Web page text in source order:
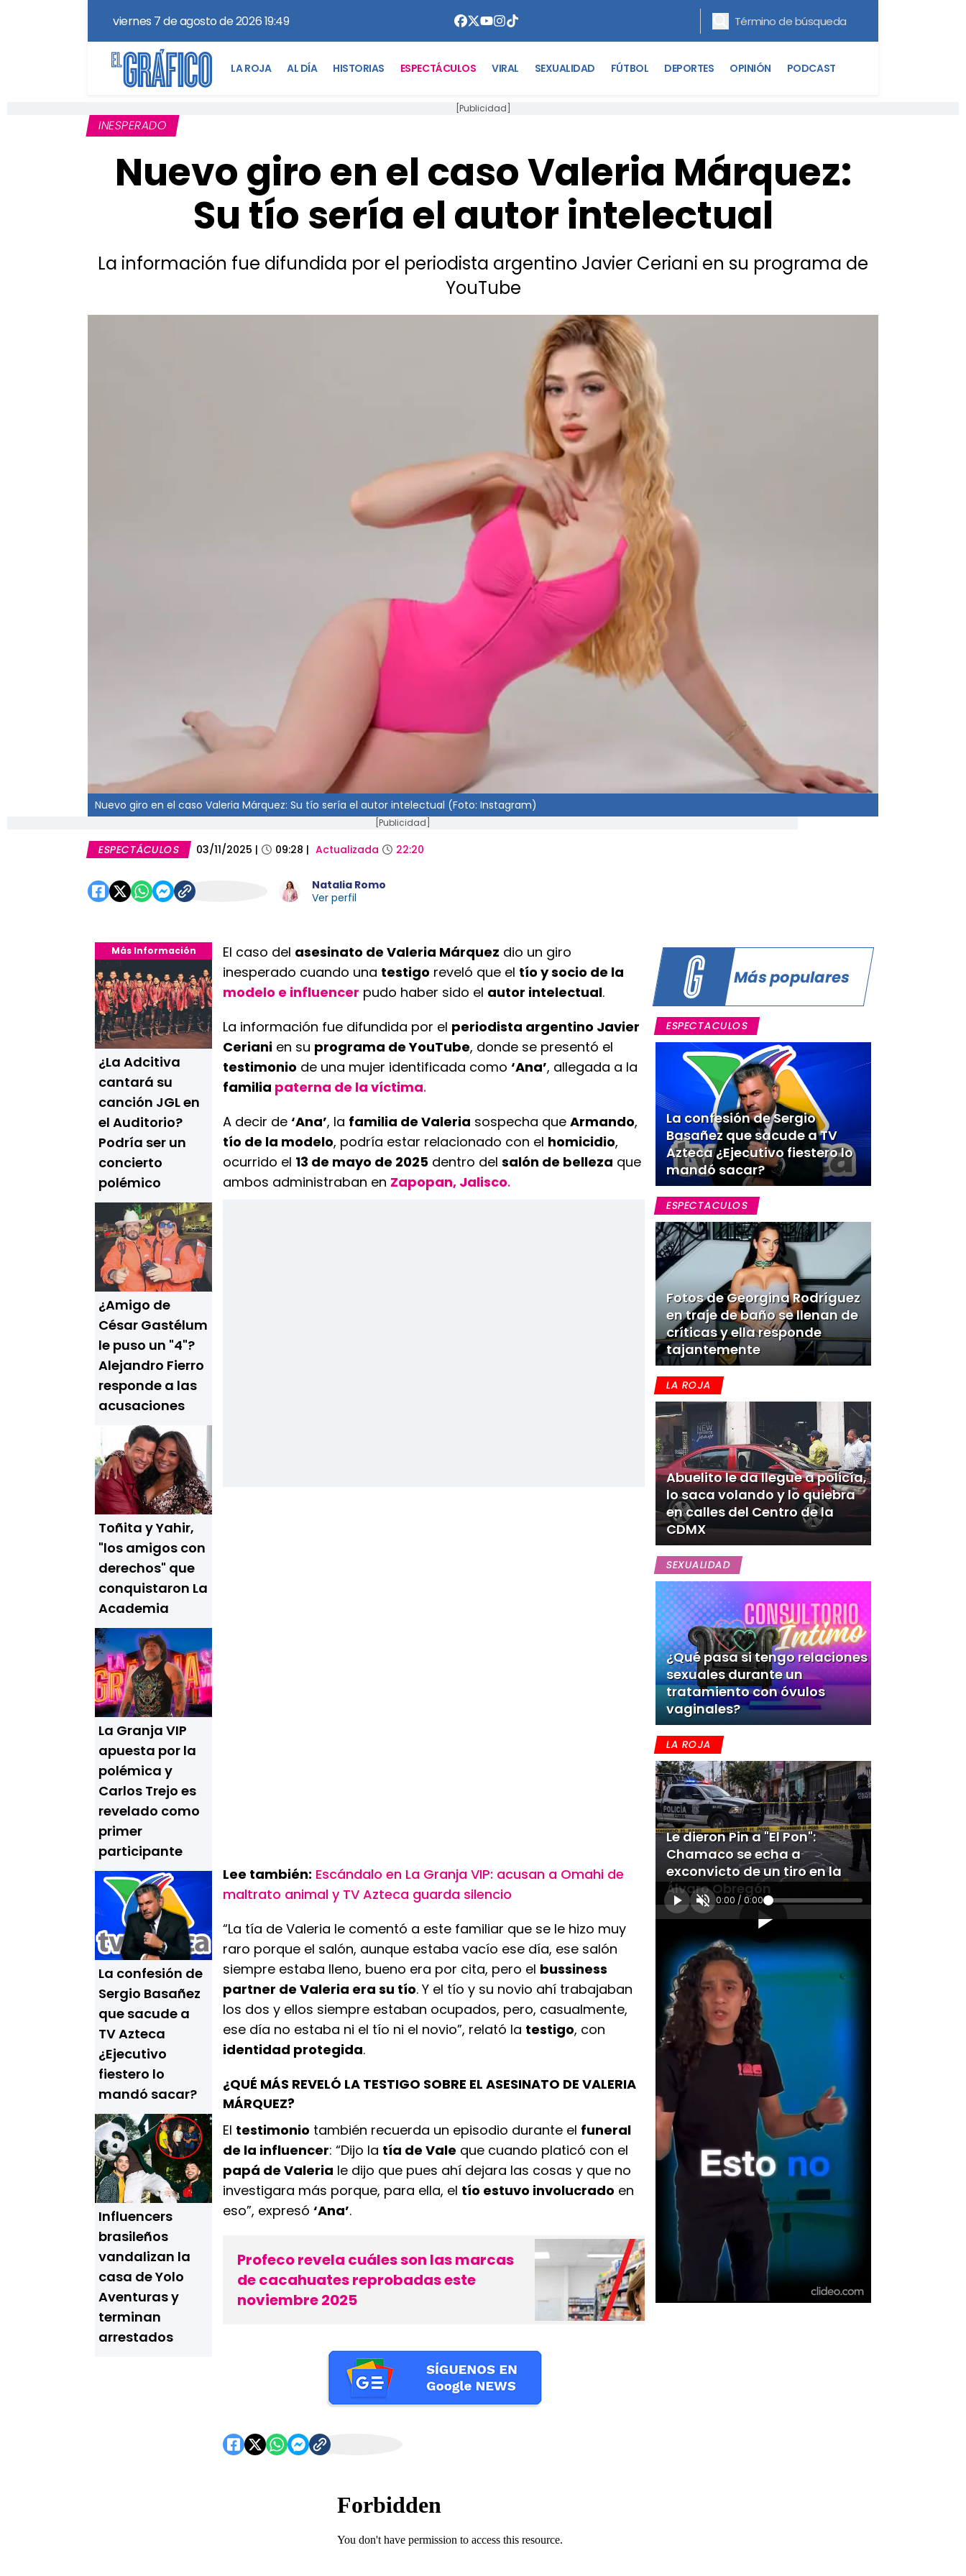
viernes 7 de agosto de 2026 19:49
LA ROJA AL DÍA HISTORIAS ESPECTÁCULOS VIRAL SEXUALIDAD FÚTBOL DEPORTES OPINIÓN PODCAST
[Publicidad]
INESPERADO
Nuevo giro en el caso Valeria Márquez:
Su tío sería el autor intelectual
La información fue difundida por el periodista argentino Javier Ceriani en su programa de
YouTube
Nuevo giro en el caso Valeria Márquez: Su tío sería el autor intelectual (Foto: Instagram)
[Publicidad]
ESPECTÁCULOS 03/11/2025 | 09:28 | Actualizada 22:20
Natalia Romo
Ver perfil
Más Información
¿La Adcitiva
cantará su
canción JGL en
el Auditorio?
Podría ser un
concierto
polémico
¿Amigo de
César Gastélum
le puso un "4"?
Alejandro Fierro
responde a las
acusaciones
Toñita y Yahir,
"los amigos con
derechos" que
conquistaron La
Academia
La Granja VIP
apuesta por la
polémica y
Carlos Trejo es
revelado como
primer
participante
La confesión de
Sergio Basañez
que sacude a
TV Azteca
¿Ejecutivo
fiestero lo
mandó sacar?
Influencers
brasileños
vandalizan la
casa de Yolo
Aventuras y
terminan
arrestados
El caso del asesinato de Valeria Márquez dio un giro
inesperado cuando una testigo reveló que el tío y socio de la
modelo e influencer pudo haber sido el autor intelectual.
La información fue difundida por el periodista argentino Javier
Ceriani en su programa de YouTube, donde se presentó el
testimonio de una mujer identificada como ‘Ana’, allegada a la
familia paterna de la víctima.
A decir de ‘Ana’, la familia de Valeria sospecha que Armando,
tío de la modelo, podría estar relacionado con el homicidio,
ocurrido el 13 de mayo de 2025 dentro del salón de belleza que
ambos administraban en Zapopan, Jalisco.
Lee también: Escándalo en La Granja VIP: acusan a Omahi de
maltrato animal y TV Azteca guarda silencio
“La tía de Valeria le comentó a este familiar que se le hizo muy
raro porque el salón, aunque estaba vacío ese día, ese salón
siempre estaba lleno, bueno era por cita, pero el bussiness
partner de Valeria era su tío. Y el tío y su novio ahí trabajaban
los dos y ellos siempre estaban ocupados, pero, casualmente,
ese día no estaba ni el tío ni el novio”, relató la testigo, con
identidad protegida.
¿QUÉ MÁS REVELÓ LA TESTIGO SOBRE EL ASESINATO DE VALERIA
MÁRQUEZ?
El testimonio también recuerda un episodio durante el funeral
de la influencer: “Dijo la tía de Vale que cuando platicó con el
papá de Valeria le dijo que pues ahí dejara las cosas y que no
investigara más porque, para ella, el tío estuvo involucrado en
eso”, expresó ‘Ana’.
Profeco revela cuáles son las marcas
de cacahuates reprobadas este
noviembre 2025
Más populares
ESPECTACULOS
La confesión de Sergio
Basañez que sacude a TV
Azteca ¿Ejecutivo fiestero lo
mandó sacar?
ESPECTACULOS
Fotos de Georgina Rodríguez
en traje de baño se llenan de
críticas y ella responde
tajantemente
LA ROJA
Abuelito le da llegue a policía,
lo saca volando y lo quiebra
en calles del Centro de la
CDMX
SEXUALIDAD
¿Qué pasa si tengo relaciones
sexuales durante un
tratamiento con óvulos
vaginales?
LA ROJA
Le dieron Pin a "El Pon":
Chamaco se echa a
exconvicto de un tiro en la
Álvaro Obregón
0:00 / 0:00
[Publicidad]